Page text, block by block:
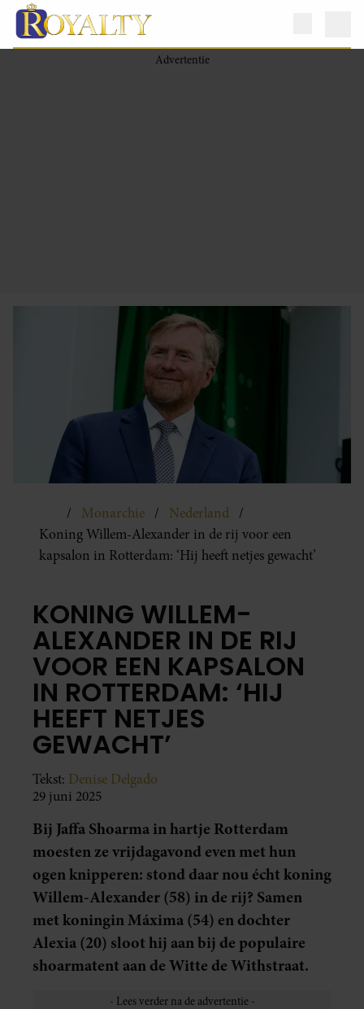
Monarchie
Nederland
Koning Willem-Alexander in de rij voor een
kapsalon in Rotterdam: ‘Hij heeft netjes gewacht’
KONING WILLEM-
ALEXANDER IN DE RIJ
VOOR EEN KAPSALON
IN ROTTERDAM: ‘HIJ
HEEFT NETJES
GEWACHT’
Tekst: Denise Delgado
29 juni 2025
Bij Jaffa Shoarma in hartje Rotterdam
moesten ze vrijdagavond even met hun
ogen knipperen: stond daar nou écht koning
Willem-Alexander (58) in de rij? Samen
met koningin Máxima (54) en dochter
Alexia (20) sloot hij aan bij de populaire
shoarmatent aan de Witte de Withstraat.